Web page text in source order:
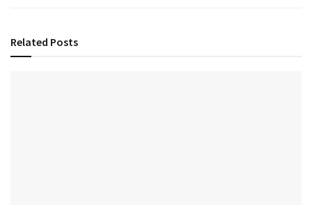
Related Posts